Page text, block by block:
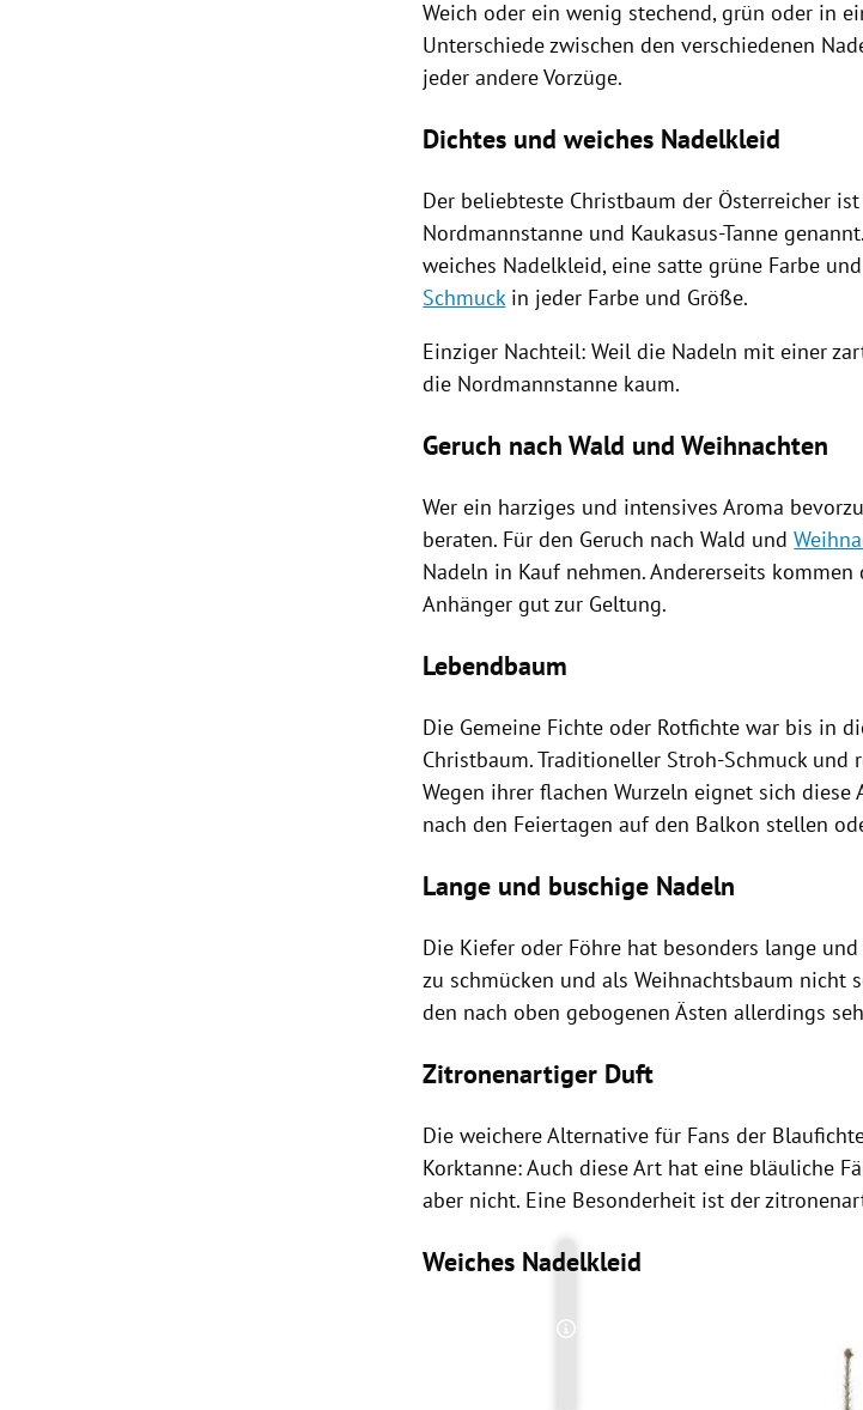
Weich oder ein wenig stechend, grün oder in
Unterschiede zwischen den verschiedenen
jeder andere Vorzüge.
Dichtes und weiches Nadelkleid
Der beliebteste Christbaum der Österreicher
Nordmannstanne und Kaukasus-Tanne
weiches Nadelkleid, eine satte grüne Farbe
Schmuckin jeder Farbe und Größe.
Einziger Nachteil: Weil die Nadeln mit einer
die Nordmannstanne kaum.
Geruch nach Wald und Weihnachten
Wer ein harziges und intensives Aroma
beraten. Für den Geruch nach Wald und
Nadeln in Kauf nehmen. Andererseits kommen
Anhänger gut zur Geltung.
Lebendbaum
Die Gemeine Fichte oder Rotfichte war bis in
Christbaum. Traditioneller Stroh-Schmuck
Wegen ihrer flachen Wurzeln eignet sich
nach den Feiertagen auf den Balkon stellen
Lange und buschige Nadeln
Die Kiefer oder Föhre hat besonders lange
zu schmücken und alsWeihnachtsbaum nicht
den nach oben gebogenen Ästen allerdings
Zitronenartiger Duft
Die weichere Alternative für Fans der
Korktanne:Auch diese Art hat eine bläuliche
aber nicht. Eine Besonderheit ist der
Weiches Nadelkleid
Copyright-Hinweis öffnen/schließen